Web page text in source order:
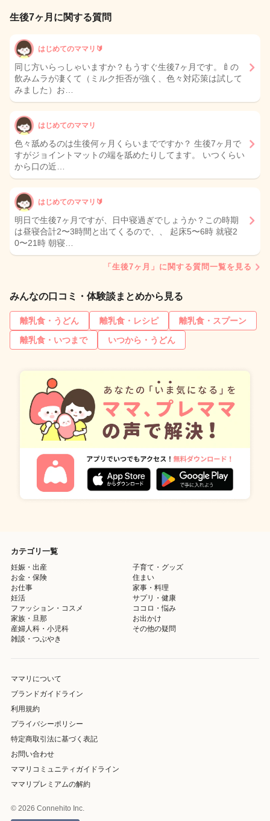
生後7ヶ月に関する質問
はじめてのママリ🔰
同じ方いらっしゃいますか？もうすぐ生後7ヶ月です。🍼の
飲みムラが凄くて（ミルク拒否が強く、色々対応策は試して
みました）お…
はじめてのママリ
色々舐めるのは生後何ヶ月くらいまでですか？ 生後7ヶ月で
すがジョイントマットの端を舐めたりしてます。 いつくらい
から口の近…
はじめてのママリ🔰
明日で生後7ヶ月ですが、日中寝過ぎでしょうか？この時期
は昼寝合計2〜3時間と出てくるので、、 起床5〜6時 就寝2
0〜21時 朝寝…
「生後7ヶ月」に関する質問一覧を見る
みんなの口コミ・体験談まとめから見る
離乳食・うどん 離乳食・レシピ
離乳食・スプーン
離乳食・いつまで
いつから・うどん
カテゴリ一覧
妊娠・出産
子育て・グッズ
お金・保険
住まい
お仕事
家事・料理
妊活
サプリ・健康
ファッション・コスメ
ココロ・悩み
家族・旦那
お出かけ
産婦人科・小児科
その他の疑問
雑談・つぶやき
ママリについて
ブランドガイドライン
利用規約
プライバシーポリシー
特定商取引法に基づく表記
お問い合わせ
ママリコミュニティガイドライン
ママリプレミアムの解約
© 2026 Connehito Inc.